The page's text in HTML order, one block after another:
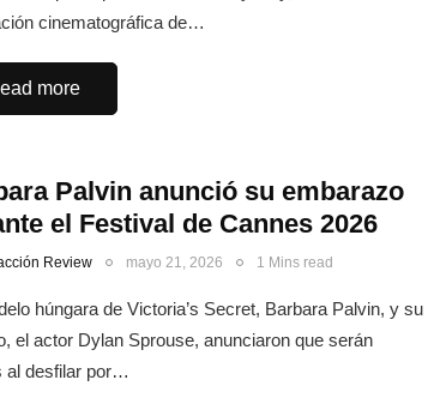
cinematográfica de…
more
Palvin anunció su embarazo
el Festival de Cannes 2026
Review mayo 21, 2026 1 Mins read
húngara de Victoria’s Secret, Barbara Palvin, y su
el actor Dylan Sprouse, anunciaron que serán
al desfilar por…